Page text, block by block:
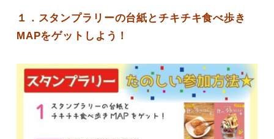
１．スタンプラリーの台紙とチキチキ食べ歩き
MAPをゲットしよう！